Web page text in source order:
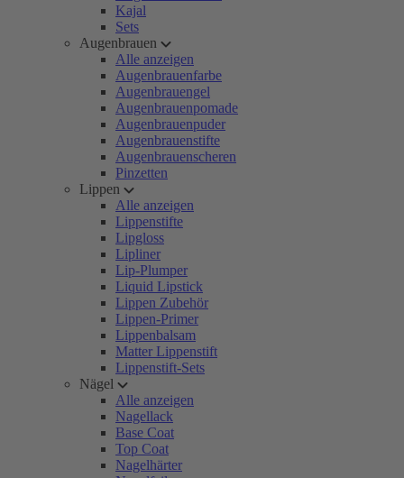
Kajal
Sets
Augenbrauen
Alle anzeigen
Augenbrauenfarbe
Augenbrauengel
Augenbrauenpomade
Augenbrauenpuder
Augenbrauenstifte
Augenbrauenscheren
Pinzetten
Lippen
Alle anzeigen
Lippenstifte
Lipgloss
Lipliner
Lip-Plumper
Liquid Lipstick
Lippen Zubehör
Lippen-Primer
Lippenbalsam
Matter Lippenstift
Lippenstift-Sets
Nägel
Alle anzeigen
Nagellack
Base Coat
Top Coat
Nagelhärter